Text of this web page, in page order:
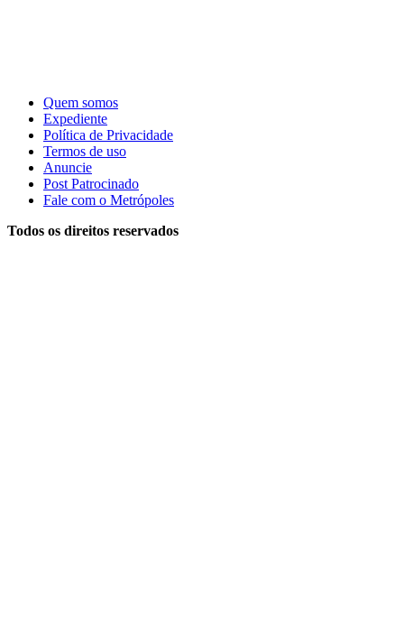
Quem somos
Expediente
Política de Privacidade
Termos de uso
Anuncie
Post Patrocinado
Fale com o Metrópoles
Todos os direitos reservados